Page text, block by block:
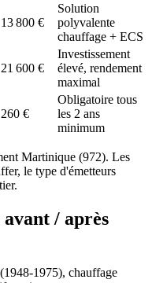
13 800 €
Solution
polyvalente
chauffage + ECS
21 600 €
Investissement
élevé, rendement
maximal
260 €
Obligatoire tous
les 2 ans
minimum
Martinique (972). Les
le type d'émetteurs
/ après
1948-1975), chauffage